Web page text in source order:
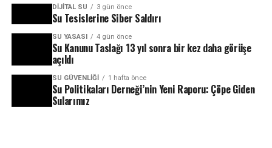
DIJITAL SU 3 gün önce
Su Tesislerine Siber Saldırı
SU YASASI 4 gün önce
Su Kanunu Taslağı 13 yıl sonra bir kez daha görüşe
açıldı
SU GÜVENLIĞI 1 hafta önce
Su Politikaları Derneği’nin Yeni Raporu: Çöpe Giden
Sularımız